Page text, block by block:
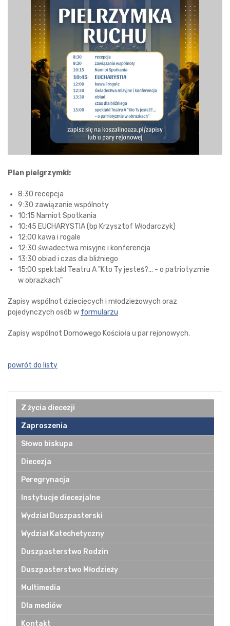
Plan pielgrzymki:
8:30 recepcja
9:30 zawiązanie wspólnoty
10:15 Namiot Spotkania
10:45 EUCHARYSTIA (bp Krzysztof Włodarczyk)
12:00 kawa i rogale
12:30 świadectwa misyjne i konferencja
13:30 obiad i czas dla bliźniego
15:00 spektakl Teatru A "Kto Ty jesteś?... - o patriotyzmie
w obrazkach"
Zapisy wspólnot dziecięcych i młodzieżowych oraz
pojedynczych osób w formularzu
Zapisy wspólnot Domowego Kościoła u par rejonowych.
powrót do listy
Z życia diecezji
Zaproszenia
Słowo biskupa
Diecezja
Peregrynacja
Instytucje diecezjalne
Wydział Duszpasterski
Wydział Katechetyczny
Duszpasterstwo Rodzin
Duszpasterstwo Młodzieży
Multimedia
Dla mediów
Kontakt